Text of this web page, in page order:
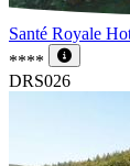
Santé Royale
****
DRS026